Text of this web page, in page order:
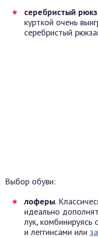
серебристый
курткой очень
серебристый
Выбор обуви:
лоферы.
идеально
лук,
и леггинсами или